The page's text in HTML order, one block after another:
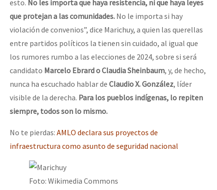
esto. No les importa que haya resistencia, ni que haya leyes
que protejan a las comunidades. No le importa si hay
violación de convenios”, dice Marichuy, a quien las querellas
entre partidos políticos la tienen sin cuidado, al igual que
los rumores rumbo a las elecciones de 2024, sobre si será
candidato Marcelo Ebrard o Claudia Sheinbaum, y, de hecho,
nunca ha escuchado hablar de Claudio X. González, líder
visible de la derecha. Para los pueblos indígenas, lo repiten
siempre, todos son lo mismo.
No te pierdas: AMLO declara sus proyectos de
infraestructura como asunto de seguridad nacional
Foto: Wikimedia Commons